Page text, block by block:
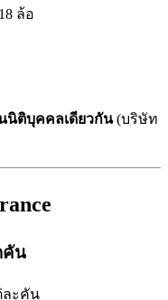
ล้อ
นิติบุคคลเดียวกัน(บริษัท
คัน
ะคัน